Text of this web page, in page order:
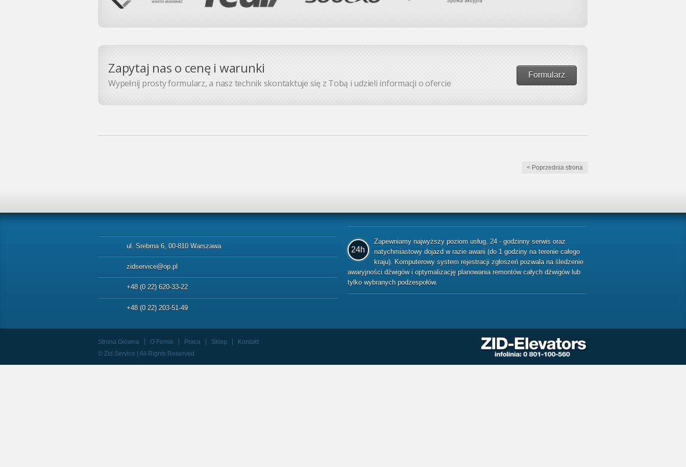
Zapytaj nas o cenę i warunki
Wypełnij prosty formularz, a nasz technik skontaktuje się z Tobą i udzieli informacji o ofercie
Formularz
< Poprzednia strona
ul. Srebrna 6, 00-810 Warszawa
zidservice@op.pl
+48 (0 22) 620-33-22
+48 (0 22) 203-51-49
24h
Zapewniamy najwyższy poziom usług, 24 - godzinny serwis oraz
natychmiastowy dojazd w razie awarii (do 1 godziny na terenie całego
kraju). Komputerowy system rejestracji zgłoszeń pozwala na śledzenie
awaryjności dźwigów i optymalizację planowania remontów całych dźwigów lub
tylko wybranych podzespołów.
Strona Główna O Firmie Praca Sklep
Kontakt
© Zid Service | All Rights Reserved